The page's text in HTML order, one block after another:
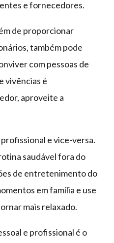
e fornecedores.
de proporcionar
também pode
com pessoas de
vivências é
aproveite a
e vice-versa.
saudável fora do
de entretenimento do
em família e use
mais relaxado.
e profissional é o